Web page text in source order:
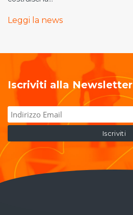
Leggi la news
Iscriviti alla Newsletter